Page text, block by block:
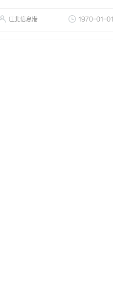
江北信息港 1970-01-01